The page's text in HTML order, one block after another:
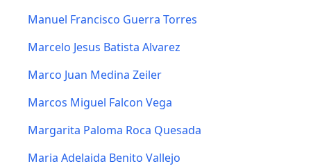
Manuel Francisco Guerra Torres
Marcelo Jesus Batista Alvarez
Marco Juan Medina Zeiler
Marcos Miguel Falcon Vega
Margarita Paloma Roca Quesada
Maria Adelaida Benito Vallejo